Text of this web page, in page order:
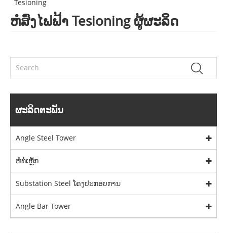
Tesioning
ຫໍສົ່ງໄຟຟ້າ Tesioning ຜູ້ຜະລິດ
ຜະລິດຕະພັນ
Angle Steel Tower
ຫໍທໍ່ເຫຼັກ
Substation Steel ໂຄງປະກອບການ
Angle Bar Tower